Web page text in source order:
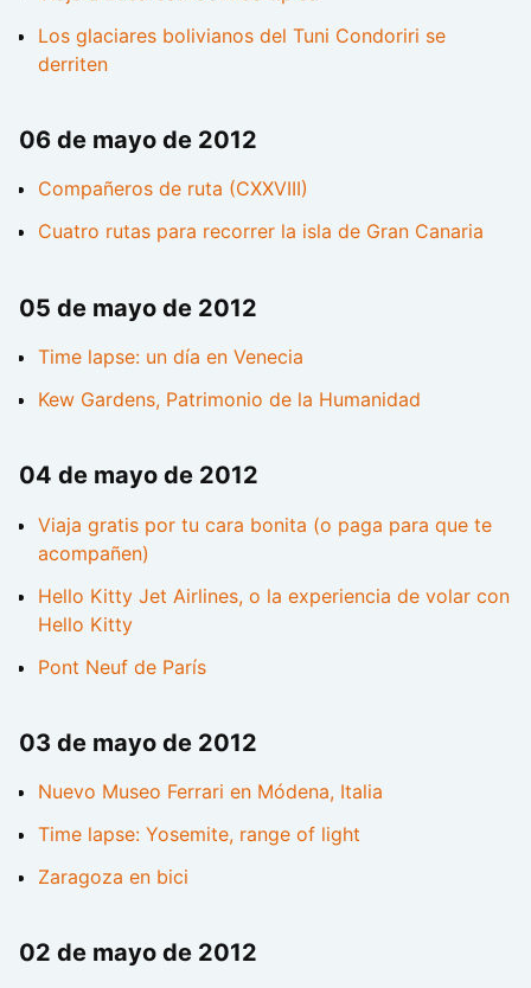
Los glaciares bolivianos del Tuni Condoriri se
derriten
06 de mayo de 2012
Compañeros de ruta (CXXVIII)
Cuatro rutas para recorrer la isla de Gran Canaria
05 de mayo de 2012
Time lapse: un día en Venecia
Kew Gardens, Patrimonio de la Humanidad
04 de mayo de 2012
Viaja gratis por tu cara bonita (o paga para que te
acompañen)
Hello Kitty Jet Airlines, o la experiencia de volar con
Hello Kitty
Pont Neuf de París
03 de mayo de 2012
Nuevo Museo Ferrari en Módena, Italia
Time lapse: Yosemite, range of light
Zaragoza en bici
02 de mayo de 2012